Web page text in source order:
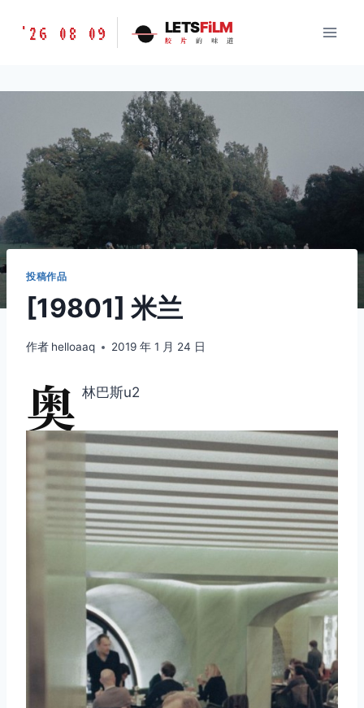
胶
味
LETSFILM
'26 08 09 LETSFiLM
胶 片 的 味 道
投稿作品
[19801] 米兰
作者 helloaaq 2019 年 1 月 24 日
奥 林巴斯u2